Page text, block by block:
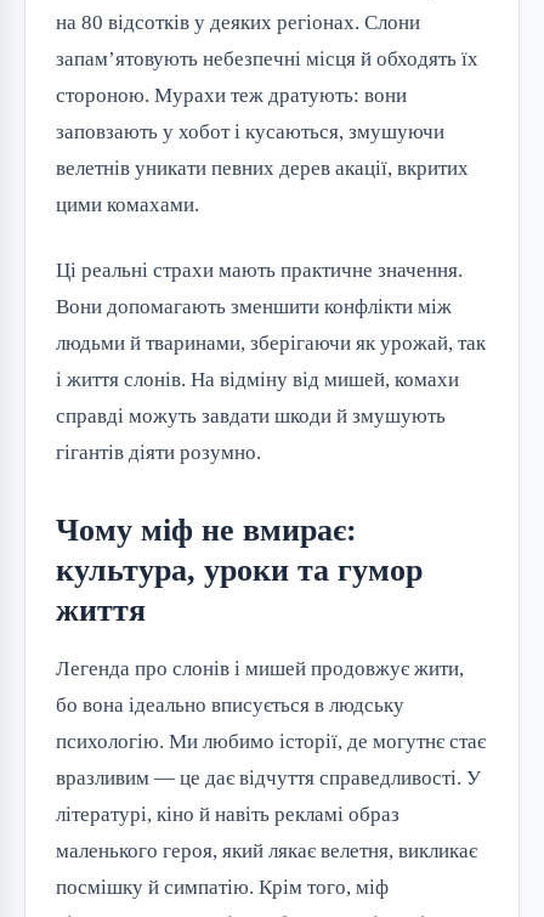
на 80 відсотків у деяких регіонах. Слони
запам’ятовують небезпечні місця й обходять їх
стороною. Мурахи теж дратують: вони
заповзають у хобот і кусаються, змушуючи
велетнів уникати певних дерев акації, вкритих
цими комахами.
Ці реальні страхи мають практичне значення.
Вони допомагають зменшити конфлікти між
людьми й тваринами, зберігаючи як урожай, так
і життя слонів. На відміну від мишей, комахи
справді можуть завдати шкоди й змушують
гігантів діяти розумно.
Чому міф не вмирає:
культура, уроки та гумор
життя
Легенда про слонів і мишей продовжує жити,
бо вона ідеально вписується в людську
психологію. Ми любимо історії, де могутнє стає
вразливим — це дає відчуття справедливості. У
літературі, кіно й навіть рекламі образ
маленького героя, який лякає велетня, викликає
посмішку й симпатію. Крім того, міф